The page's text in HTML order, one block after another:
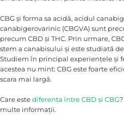
CBG și forma sa acidă, acidul
canabigerovarinic (CBGVA) sunt
precum CBD și THC. Prin urmare,
stem a canabisului și este studiată
Studiem în principal experiențele și
acestea nu mint: CBG este foarte
scara mai largă.
Care estediferența între CBD și CBG
multe informații.